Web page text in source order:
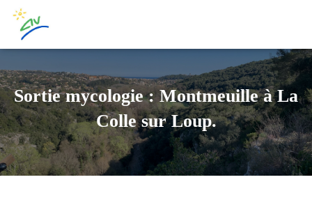
Sortie mycologie : Montmeuille à La
Colle sur Loup.